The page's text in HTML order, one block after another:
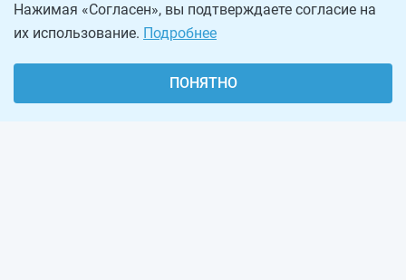
Нажимая «Согласен», вы подтверждаете согласие на
их использование. Подробнее
ПОНЯТНО